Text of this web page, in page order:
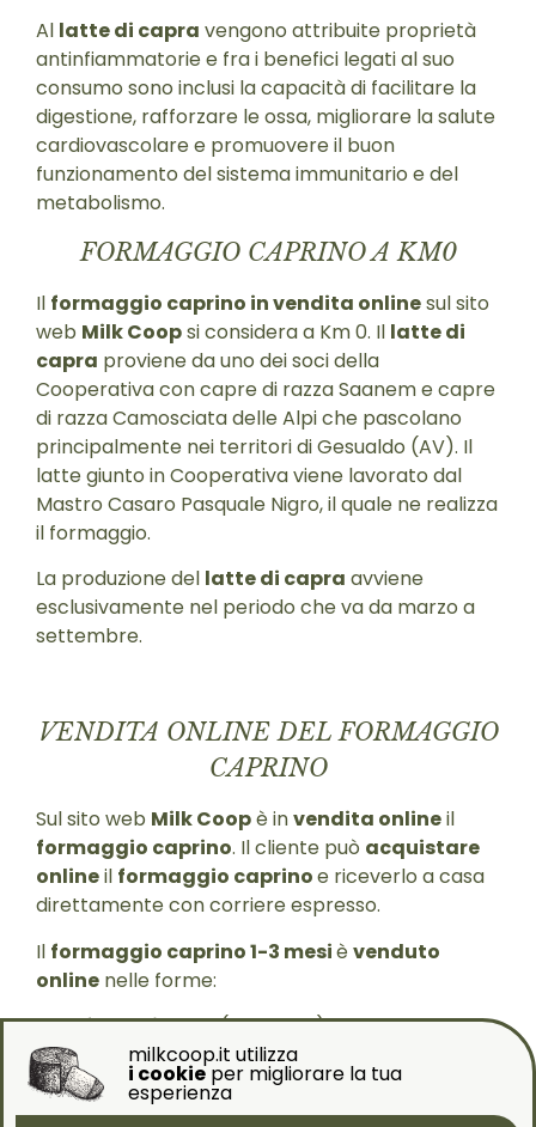
Al latte di capra vengono attribuite proprietà
antinfiammatorie e fra i benefici legati al suo
consumo sono inclusi la capacità di facilitare la
digestione, rafforzare le ossa, migliorare la salute
cardiovascolare e promuovere il buon
funzionamento del sistema immunitario e del
metabolismo.
FORMAGGIO CAPRINO A KM0
Il formaggio caprino in vendita onlinesul sito
web Milk Coopsi considera a Km 0. Il latte di
capra proviene da uno dei soci della
Cooperativa con capre di razza Saanem e capre
di razza Camosciata delle Alpi che pascolano
principalmente nei territori di Gesualdo (AV). Il
latte giunto in Cooperativa viene lavorato dal
Mastro Casaro Pasquale Nigro, il quale ne realizza
il formaggio.
La produzione del latte di capra avviene
esclusivamente nel periodo che va da marzo a
settembre.
VENDITA ONLINE DEL FORMAGGIO
CAPRINO
Sul sito web Milk Coopè invendita onlineil
formaggio caprino. Il cliente può acquistare
onlineil formaggio caprinoe riceverlo a casa
direttamente con corriere espresso.
Il formaggio caprino 1-3 mesièvenduto
online nelle forme:
forma intera(circa 1 Kg)
mezza forma(circa 0,6 Kg)
1 quarto di forma(circa 0,3 Kg)
milkcoop.it utilizza
i cookieper migliorare la tua
esperienza